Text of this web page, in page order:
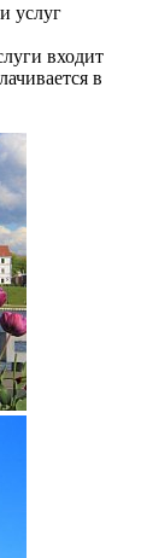
услуг
входит
в